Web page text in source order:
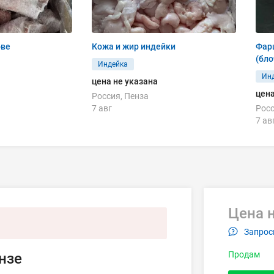
Кожа и жир индейки
Индейка
цена не указана
Россия, Пенза
7 авг
7
Цена
Продам